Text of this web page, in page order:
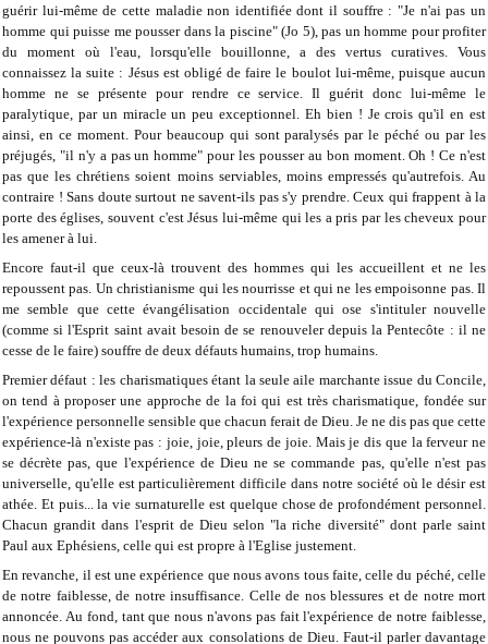
guérir lui-même de cette maladie non identifiée dont il souffre : "Je n'ai pas un
homme qui puisse me pousser dans la piscine" (Jo 5), pas un homme pour profiter
du moment où l'eau, lorsqu'elle bouillonne, a des vertus curatives. Vous
connaissez la suite : Jésus est obligé de faire le boulot lui-même, puisque aucun
homme ne se présente pour rendre ce service. Il guérit donc lui-même le
paralytique, par un miracle un peu exceptionnel. Eh bien ! Je crois qu'il en est
ainsi, en ce moment. Pour beaucoup qui sont paralysés par le péché ou par les
préjugés, "il n'y a pas un homme" pour les pousser au bon moment. Oh ! Ce n'est
pas que les chrétiens soient moins serviables, moins empressés qu'autrefois. Au
contraire ! Sans doute surtout ne savent-ils pas s'y prendre. Ceux qui frappent à la
porte des églises, souvent c'est Jésus lui-même qui les a pris par les cheveux pour
les amener à lui.
Encore faut-il que ceux-là trouvent des hommes qui les accueillent et ne les
repoussent pas. Un christianisme qui les nourrisse et qui ne les empoisonne pas. Il
me semble que cette évangélisation occidentale qui ose s'intituler nouvelle
(comme si l'Esprit saint avait besoin de se renouveler depuis la Pentecôte : il ne
cesse de le faire) souffre de deux défauts humains, trop humains.
Premier défaut : les charismatiques étant la seule aile marchante issue du Concile,
on tend à proposer une approche de la foi qui est très charismatique, fondée sur
l'expérience personnelle sensible que chacun ferait de Dieu. Je ne dis pas que cette
expérience-là n'existe pas : joie, joie, pleurs de joie. Mais je dis que la ferveur ne
se décrète pas, que l'expérience de Dieu ne se commande pas, qu'elle n'est pas
universelle, qu'elle est particulièrement difficile dans notre société où le désir est
athée. Et puis... la vie surnaturelle est quelque chose de profondément personnel.
Chacun grandit dans l'esprit de Dieu selon "la riche diversité" dont parle saint
Paul aux Ephésiens, celle qui est propre à l'Eglise justement.
En revanche, il est une expérience que nous avons tous faite, celle du péché, celle
de notre faiblesse, de notre insuffisance. Celle de nos blessures et de notre mort
annoncée. Au fond, tant que nous n'avons pas fait l'expérience de notre faiblesse,
nous ne pouvons pas accéder aux consolations de Dieu. Faut-il parler davantage